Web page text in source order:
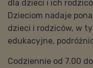
dla dzieci i ich
Dzieciom nadaje
dzieci i rodziców, w
edukacyjne,
Codziennie od 7.00